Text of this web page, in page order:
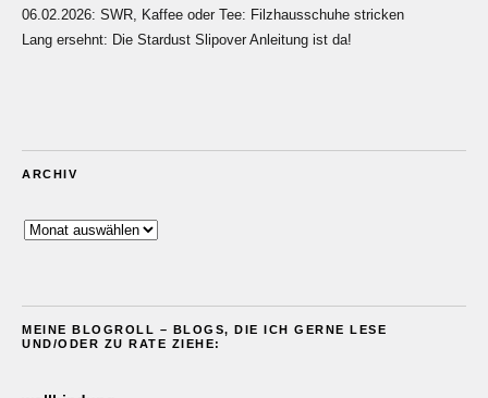
06.02.2026: SWR, Kaffee oder Tee: Filzhausschuhe stricken
Lang ersehnt: Die Stardust Slipover Anleitung ist da!
ARCHIV
Archiv
MEINE BLOGROLL – BLOGS, DIE ICH GERNE LESE
UND/ODER ZU RATE ZIEHE: